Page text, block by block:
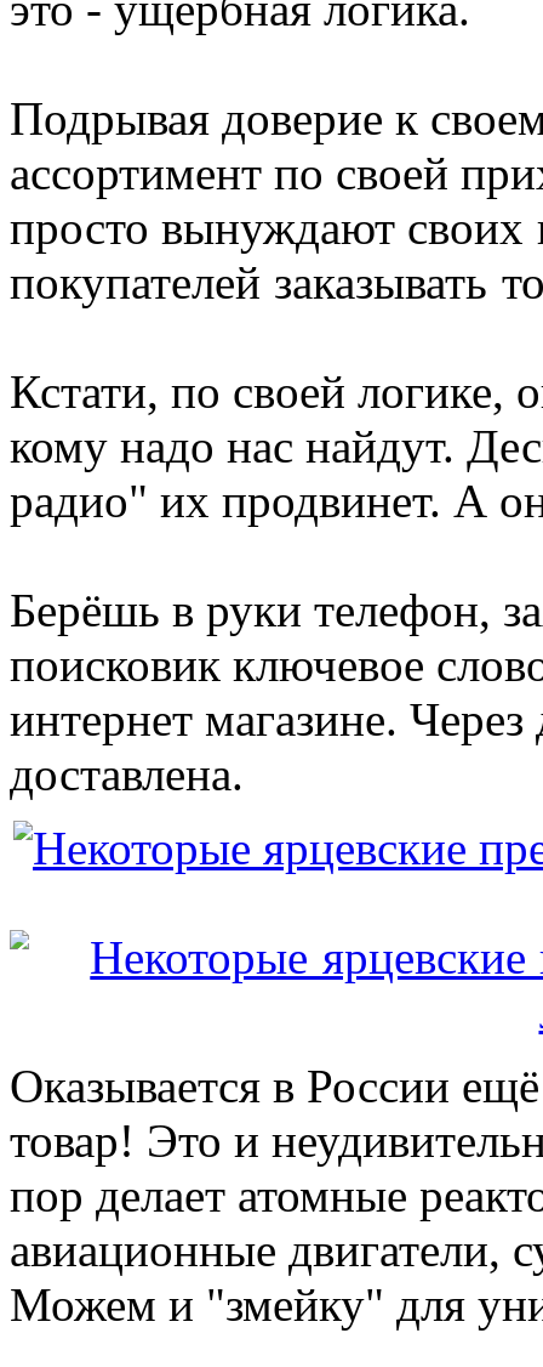
Подрывая доверие к
ассортимент по своей
просто вынуждают своих
покупателей заказывать
Кстати, по своей
кому надо нас найдут.
радио" их продвинет. А
Берёшь в руки телефон,
поисковик ключевое
интернет магазине.
доставлена.
Оказывается в России
товар! Это и
пор делает атомные
авиационные двигатели,
Можем и "змейку" для